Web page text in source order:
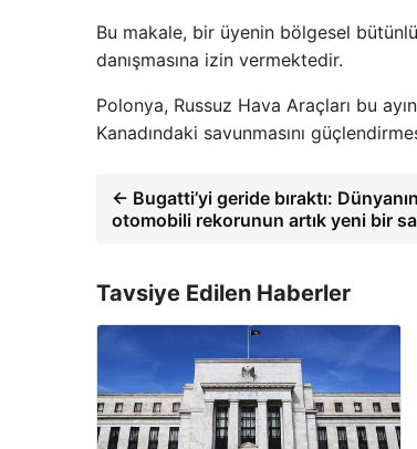
Bu makale, bir üyenin bölgesel
danışmasına izin vermektedir.
Polonya, Russuz Hava Araçları bu
Kanadındaki savunmasını
← Bugatti’yi geride bıraktı:
otomobili rekorunun artık yeni bir
Tavsiye Edilen Haberler